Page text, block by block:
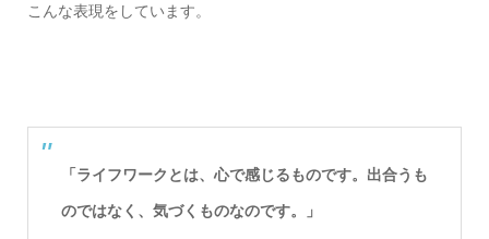
こんな表現をしています。
「ライフワークとは、心で感じるものです。出合うも
のではなく、気づくものなのです。」